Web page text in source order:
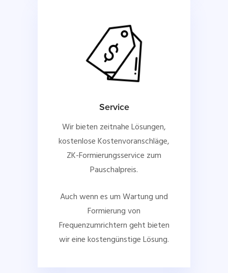
Service
Wir bieten zeitnahe Lösungen,
kostenlose Kostenvoranschläge,
ZK-Formierungsservice zum
Pauschalpreis.
Auch wenn es um Wartung und
Formierung von
Frequenzumrichtern geht bieten
wir eine kostengünstige Lösung.